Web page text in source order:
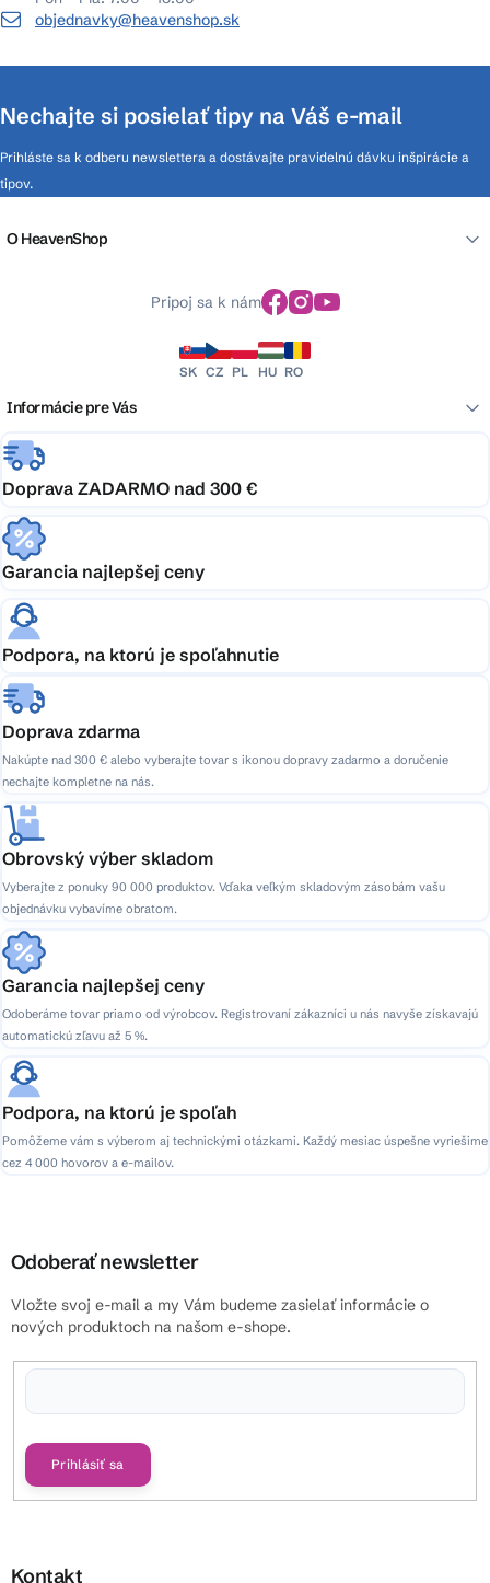
objednavky@heavenshop.sk
Nechajte si posielať tipy na Váš e-mail
Prihláste sa k odberu newslettera a dostávajte pravidelnú dávku inšpirácie a
tipov.
O HeavenShop
Pripoj sa k nám
SK CZ PL HU RO
Informácie pre Vás
Doprava ZADARMO nad 300 €
Garancia najlepšej ceny
Podpora, na ktorú je spoľahnutie
Doprava zdarma
Nakúpte nad 300 € alebo vyberajte tovar s ikonou dopravy zadarmo a doručenie
nechajte kompletne na nás.
Obrovský výber skladom
Vyberajte z ponuky 90 000 produktov. Vďaka veľkým skladovým zásobám vašu
objednávku vybavíme obratom.
Garancia najlepšej ceny
Odoberáme tovar priamo od výrobcov. Registrovaní zákazníci u nás navyše získavajú
automatickú zľavu až 5 %.
Podpora, na ktorú je spoľah
Pomôžeme vám s výberom aj technickými otázkami. Každý mesiac úspešne vyriešime
cez 4 000 hovorov a e-mailov.
Odoberať newsletter
Vložte svoj e-mail a my Vám budeme zasielať informácie o
nových produktoch na našom e-shope.
Prihlásiť sa
Kontakt